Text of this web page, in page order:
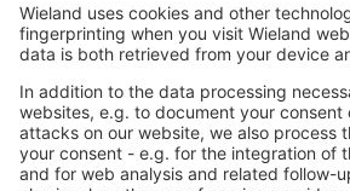
Career